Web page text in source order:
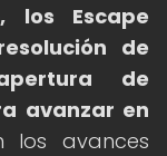
los Escape
de
de
avanzar en
los avances